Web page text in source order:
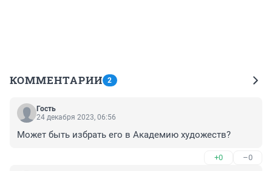
КОММЕНТАРИИ 2
Гость
24 декабря 2023, 06:56
Может быть избрать его в Академию художеств?
+0 –0